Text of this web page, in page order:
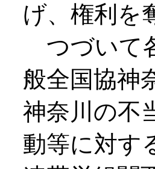
げ、権利を
つづいて
般全国協神
神奈川の不
動等に対す